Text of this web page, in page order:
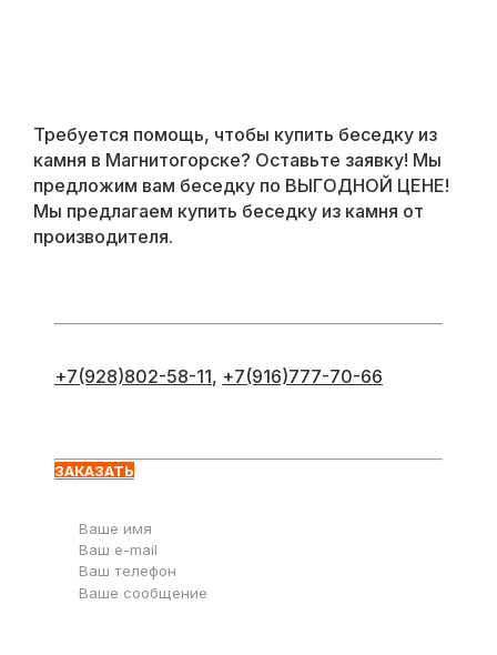
Требуется помощь, чтобы купить беседку из
камня в Магнитогорске? Оставьте заявку! Мы
предложим вам беседку по ВЫГОДНОЙ ЦЕНЕ!
Мы предлагаем купить беседку из камня от
производителя.
+7(928)802-58-11, +7(916)777-70-66
ЗАКАЗАТЬ